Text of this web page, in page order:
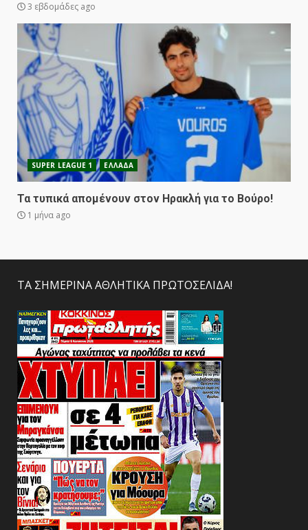
3 εβδομάδες ago
SUPER LEAGUE 1 ΕΛΛΑΔΑ
Τα τυπικά απομένουν στον Ηρακλή για το Βούρο!
1 μήνα ago
ΤΑ ΣΗΜΕΡΙΝΑ ΑΘΛΗΤΙΚΑ ΠΡΩΤΟΣΕΛΙΔΑ!